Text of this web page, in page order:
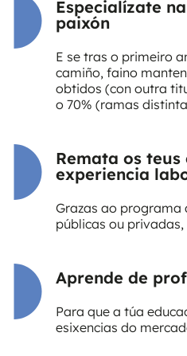
Especialízate
paixón
E se tras o primeiro
camiño, faino
obtidos (con outra
o 70% (ramas
Remata os teus
experiencia
Grazas ao programa
públicas ou
Aprende de
Para que a túa
esixencias do